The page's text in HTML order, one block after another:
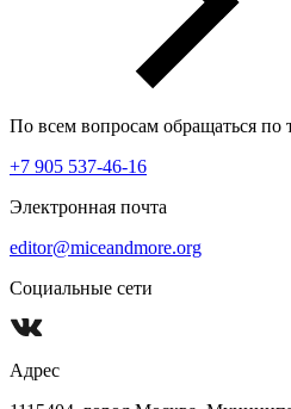
По всем вопросам обращаться по
+7 905 537-46-16
Электронная почта
editor@miceandmore.org
Социальные сети
Адрес